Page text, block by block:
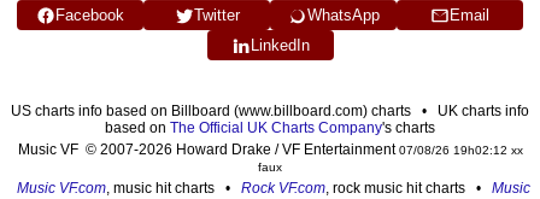
Facebook Twitter WhatsApp
Email
LinkedIn
US charts info based on Billboard (www.billboard.com) charts • UK charts info
based on The Official UK Charts Company's charts
Music VF © 2007-2026 Howard Drake / VF Entertainment07/08/26 19h02:12 xx
faux
Music VF.com, music hit charts • Rock VF.com, rock music hit charts • Music